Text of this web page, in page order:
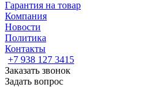
Гарантия на товар
Компания
Новости
Политика
Контакты
+7 938 127 3415
Заказать звонок
Задать вопрос